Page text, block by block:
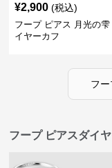
¥2,900 (税込)
フープ ピアス 月光の
イヤーカフ
フー
フープ ピアスダイ